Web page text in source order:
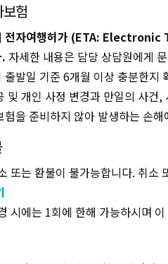
험
전자여행허가 (ETA:
자세한 내용은 담당 상담원에게
출발일 기준 6개월 이상 충분한지
및 개인 사정 변경과 만일의 사건
험을 준비하지 않아 발생하는 손
또는 환불이 불가능합니다. 취
시에는 1회에 한해 가능하시며